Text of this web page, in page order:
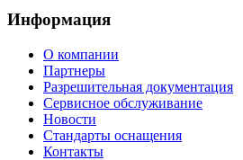
Информация
О компании
Партнеры
Разрешительная документация
Сервисное обслуживание
Новости
Стандарты оснащения
Контакты